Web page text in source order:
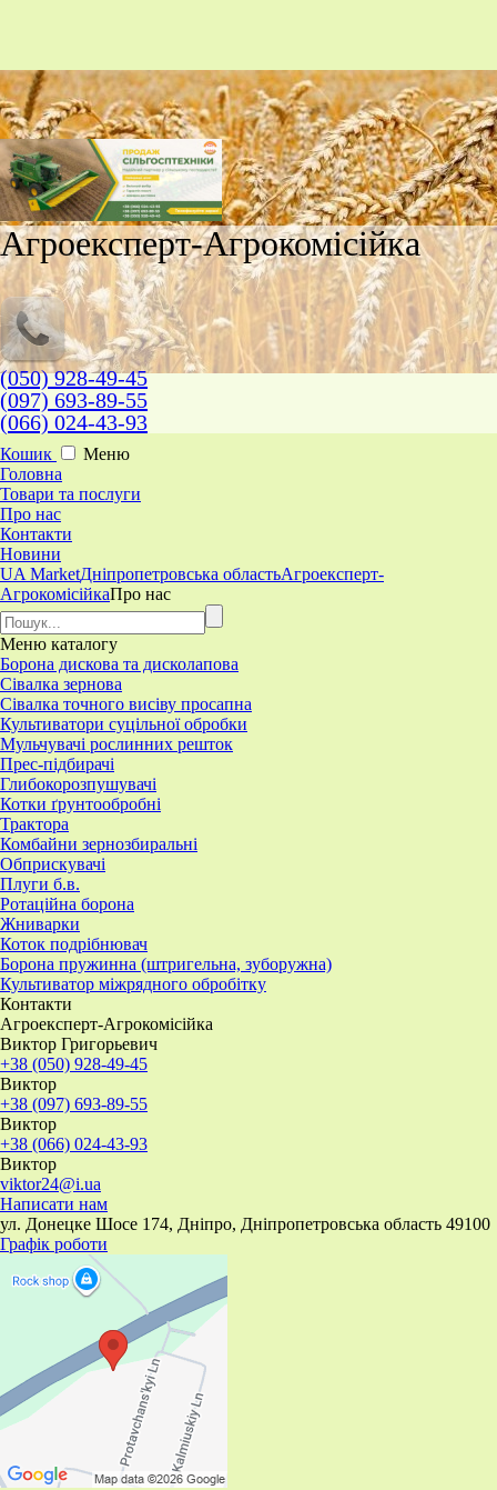
Агроексперт-Агрокомісійка
(050) 928-49-45
(097) 693-89-55
(066) 024-43-93
Кошик
Меню
Головна
Товари та послуги
Про нас
Контакти
Новини
UA MarketДніпропетровська областьАгроексперт-
АгрокомісійкаПро нас
Меню каталогу
Борона дискова та дисколапова
Сівалка зернова
Сівалка точного висіву просапна
Культиватори суцільної обробки
Мульчувачі рослинних решток
Прес-підбирачі
Глибокорозпушувачі
Котки ґрунтообробні
Трактора
Комбайни зернозбиральні
Обприскувачі
Плуги б.в.
Ротаційна борона
Жниварки
Коток подрібнювач
Борона пружинна (штригельна, зуборужна)
​Культиватор міжрядного обробітку
Контакти
Агроексперт-Агрокомісійка
Виктор Григорьевич
+38 (050) 928-49-45
Виктор
+38 (097) 693-89-55
Виктор
+38 (066) 024-43-93
Виктор
viktor24@i.ua
Написати нам
ул. Донецке Шосе 174, Дніпро, Дніпропетровська область 49100
Графік роботи